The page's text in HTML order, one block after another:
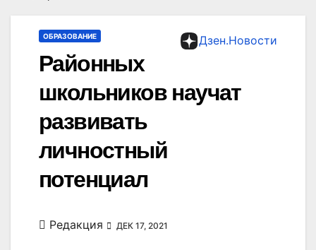
Дзен.Новости
ОБРАЗОВАНИЕ
Районных
школьников научат
развивать
личностный
потенциал
Редакция ДЕК 17, 2021